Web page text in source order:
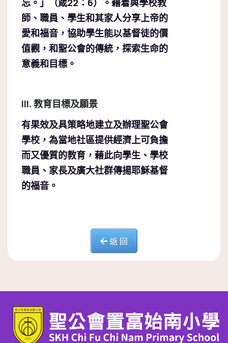
忘。」（箴22：6）。藉着與學校教
師、職員、學生和其家人分享上帝的
愛和福音，協助學生能以基督徒的價
值觀，和聖公會的傳統，探索生命的
意義和目標。
III. 教育目標及願景
有果效及具策略地建立及辦理聖公會
學校，為當地社區提供經濟上可負擔
而又優質的教育，藉此向學生、學校
職員、家長及廣大社群傳揚耶穌基督
的福音。
返 回